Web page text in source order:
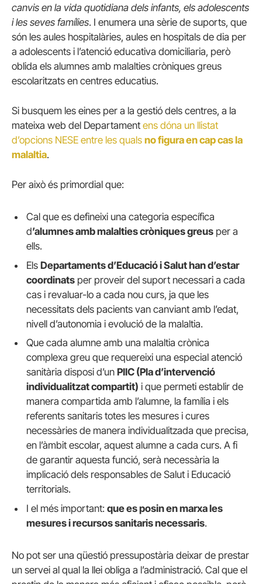
canvis en la vida quotidiana dels infants, els adolescents
i les seves famílies. I enumera una sèrie de suports, que
són les aules hospitalàries, aules en hospitals de dia per
a adolescents i l’atenció educativa domiciliaria, però
oblida els alumnes amb malalties cròniques greus
escolaritzats en centres educatius.
Si busquem les eines per a la gestió dels centres, a la
mateixa web del Departament ens dóna un llistat
d’opcions NESE entre les quals no figura en cap cas la
malaltia.
Per això és primordial que:
Cal que es defineixi una categoria específica
d’alumnes amb malalties cròniques greus per a
ells.
Els Departaments d’Educació i Salut han d’estar
coordinats per proveir del suport necessari a cada
cas i revaluar-lo a cada nou curs, ja que les
necessitats dels pacients van canviant amb l’edat,
nivell d’autonomia i evolució de la malaltia.
Que cada alumne amb una malaltia crònica
complexa greu que requereixi una especial atenció
sanitària disposi d’un PIIC (Pla d’intervenció
individualitzat compartit) i que permeti establir de
manera compartida amb l’alumne, la família i els
referents sanitaris totes les mesures i cures
necessàries de manera individualitzada que precisa,
en l’àmbit escolar, aquest alumne a cada curs. A fi
de garantir aquesta funció, serà necessària la
implicació dels responsables de Salut i Educació
territorials.
I el més important: que es posin en marxa les
mesures i recursos sanitaris necessaris.
No pot ser una qüestió pressupostària deixar de prestar
un servei al qual la llei obliga a l’administració. Cal que el